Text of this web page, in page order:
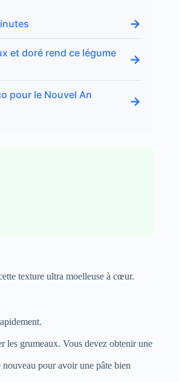
→
et doré rend ce légume
→
pour le Nouvel An
→
texture ultra moelleuse à cœur.
les grumeaux. Vous devez obtenir une
pour avoir une pâte bien